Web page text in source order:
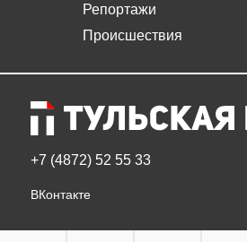
Репортажи
Происшествия
+7 (4872) 52 55 33
ВКонтакте